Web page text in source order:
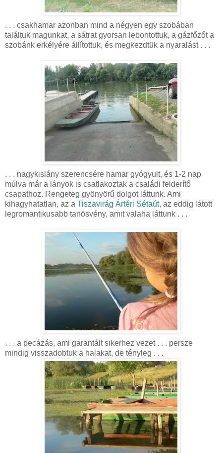
. . . csakhamar azonban mind a négyen egy szobában
találtuk magunkat, a sátrat gyorsan lebontottuk, a gázfőzőt a
szobánk erkélyére állítottuk, és megkezdtük a nyaralást . . .
. . . nagykislány szerencsére hamar gyógyult, és 1-2 nap
múlva már a lányok is csatlakoztak a családi felderítő
csapathoz. Rengeteg gyönyörű dolgot láttunk. Ami
kihagyhatatlan, az a Tiszavirág Ártéri Sétaút, az eddig látott
legromantikusabb tanösvény, amit valaha láttunk . . .
. . . a pecázás, ami garantált sikerhez vezet . . . persze
mindig visszadobtuk a halakat, de tényleg . . .